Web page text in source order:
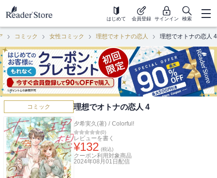
はじめて 会員登録 サインイン 検索
コミック 女性コミック 理想でオトナの恋人 理想でオトナの恋人 4
コミック 理想でオトナの恋人 4
夕希実久(著) / Colorful!
(0)
レビューを書く
¥132 (税込)
クーポン利用対象商品
2024年08月01日 配信